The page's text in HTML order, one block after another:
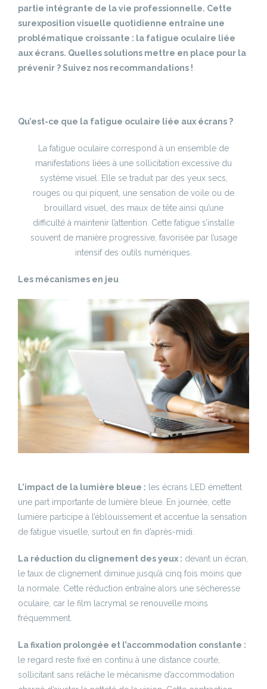
partie intégrante de la vie professionnelle. Cette
surexposition visuelle quotidienne entraîne une
problématique croissante : la fatigue oculaire liée
aux écrans. Quelles solutions mettre en place pour la
prévenir ? Suivez nos recommandations !
Qu’est-ce que la fatigue oculaire liée aux écrans ?
La fatigue oculaire correspond à un ensemble de
manifestations liées à une sollicitation excessive du
système visuel. Elle se traduit par des yeux secs,
rouges ou qui piquent, une sensation de voile ou de
brouillard visuel, des maux de tête ainsi qu’une
difficulté à maintenir l’attention. Cette fatigue s’installe
souvent de manière progressive, favorisée par l’usage
intensif des outils numériques.
Les mécanismes en jeu
L’impact de la lumière bleue : les écrans LED émettent
une part importante de lumière bleue. En journée, cette
lumière participe à l’éblouissement et accentue la sensation
de fatigue visuelle, surtout en fin d’après-midi.
La réduction du clignement des yeux : devant un écran,
le taux de clignement diminue jusqu’à cinq fois moins que
la normale. Cette réduction entraîne alors une sécheresse
oculaire, car le film lacrymal se renouvelle moins
fréquemment.
La fixation prolongée et l’accommodation constante :
le regard reste fixé en continu à une distance courte,
sollicitant sans relâche le mécanisme d’accommodation